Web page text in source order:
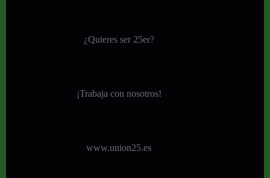
¿Quieres ser 25er?
¡Trabaja con nosotros!
www.union25.es